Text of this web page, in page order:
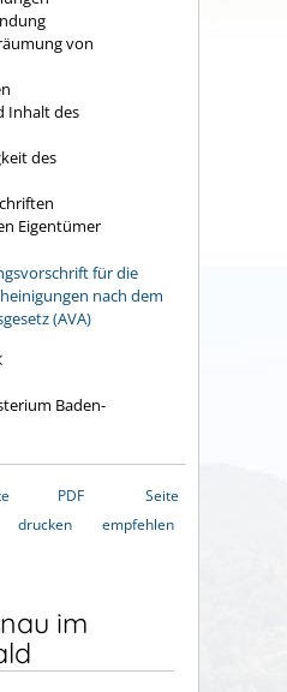
von
Inhalt des
des
Eigentümer
für die
nach dem
(AVA)
Baden-
PDF
drucken
Seite
empfehlen
im